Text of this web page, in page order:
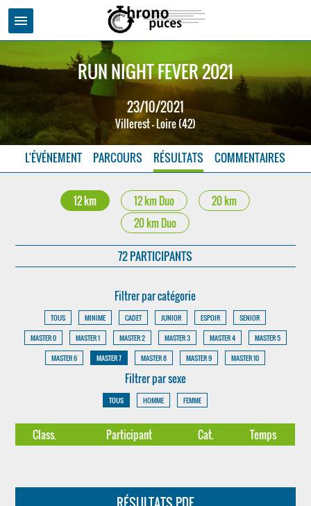
menu
RUN NIGHT FEVER 2021
23/10/2021
Villerest - Loire (42)
L'ÉVÉNEMENT PARCOURS RÉSULTATS COMMENTAIRES
12 km 12 km Duo
20 km
20 km Duo
72 PARTICIPANTS
Filtrer par catégorie
TOUS MINIME CADET JUNIOR ESPOIR
SENIOR
MASTER 0
MASTER 1 MASTER 2 MASTER 3 MASTER 4
MASTER 5
MASTER 6
MASTER 7 MASTER 8 MASTER 9 MASTER 10
Filtrer par sexe
TOUS HOMME FEMME
Class. Participant Cat. Temps